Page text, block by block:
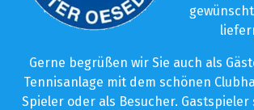
Gerne begrüßen wir Sie auch als
Tennisanlage mit dem schönen
Spieler oder als Besucher.